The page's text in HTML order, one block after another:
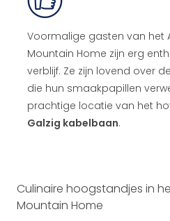
Voormalige gasten van het
Mountain Home zijn erg
verblijf. Ze zijn lovend over de
die hun smaakpapillen
prachtige locatie van het
Galzig kabelbaan.
Culinaire hoogstandjes in
Mountain Home